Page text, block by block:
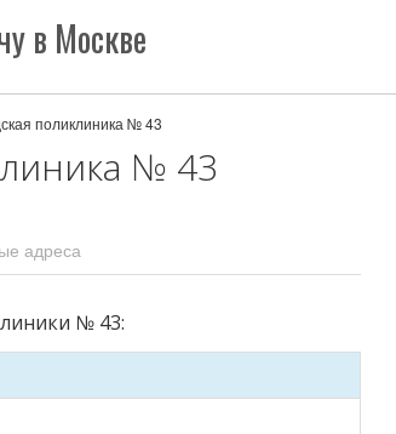
в Москве
поликлиника № 43
№ 43
адреса
№ 43: